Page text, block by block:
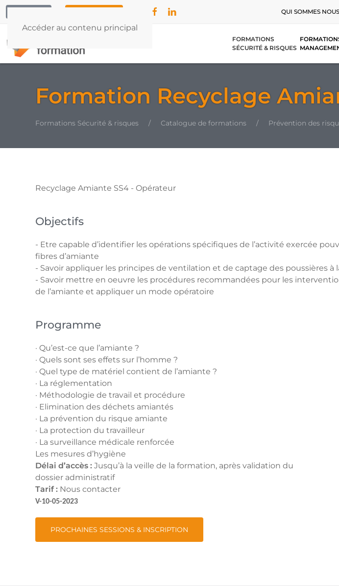
Accéder au contenu principal
QUI SOMMES
FORMATIONS
SÉCURITÉ & RISQUES
Formation Recyclage
Formations Sécurité & risques Catalogue de formations Prévention des
Recyclage Amiante SS4 - Opérateur
Objectifs
- Etre capable d’identifier les opérations spécifiques de l’activité exercée
fibres d’amiante
- Savoir appliquer les principes de ventilation et de captage des poussières à
- Savoir mettre en oeuvre les procédures recommandées pour les
de l’amiante et appliquer un mode opératoire
Programme
· Qu’est-ce que l’amiante ?
· Quels sont ses effets sur l’homme ?
· Quel type de matériel contient de l’amiante ?
· La réglementation
· Méthodologie de travail et procédure
· Elimination des déchets amiantés
· La prévention du risque amiante
· La protection du travailleur
· La surveillance médicale renforcée
Les mesures d’hygiène
Délai d’accès : Jusqu’à la veille de la formation, après validation du
dossier administratif
Tarif : Nous contacter
V-10-05-2023
PROCHAINES SESSIONS & INSCRIPTION